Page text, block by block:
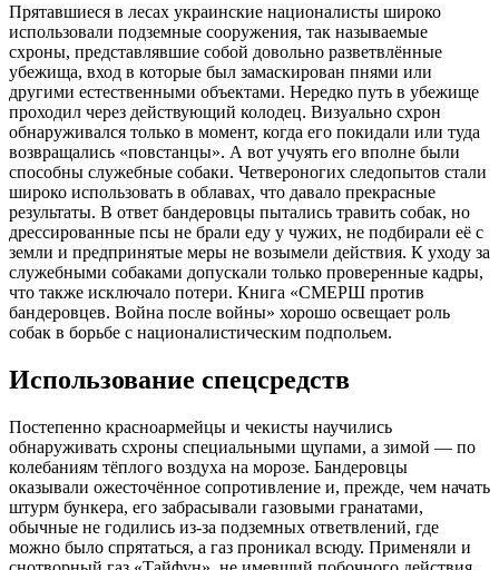
Прятавшиеся в лесах украинские националисты широко
использовали подземные сооружения, так называемые
схроны, представлявшие собой довольно разветвлённые
убежища, вход в которые был замаскирован пнями или
другими естественными объектами. Нередко путь в убежище
проходил через действующий колодец. Визуально схрон
обнаруживался только в момент, когда его покидали или туда
возвращались «повстанцы». А вот учуять его вполне были
способны служебные собаки. Четвероногих следопытов стали
широко использовать в облавах, что давало прекрасные
результаты. В ответ бандеровцы пытались травить собак, но
дрессированные псы не брали еду у чужих, не подбирали её с
земли и предпринятые меры не возымели действия. К уходу за
служебными собаками допускали только проверенные кадры,
что также исключало потери. Книга «СМЕРШ против
бандеровцев. Война после войны» хорошо освещает роль
собак в борьбе с националистическим подпольем.
Использование спецсредств
Постепенно красноармейцы и чекисты научились
обнаруживать схроны специальными щупами, а зимой — по
колебаниям тёплого воздуха на морозе. Бандеровцы
оказывали ожесточённое сопротивление и, прежде, чем начать
штурм бункера, его забрасывали газовыми гранатами,
обычные не годились из-за подземных ответвлений, где
можно было спрятаться, а газ проникал всюду. Применяли и